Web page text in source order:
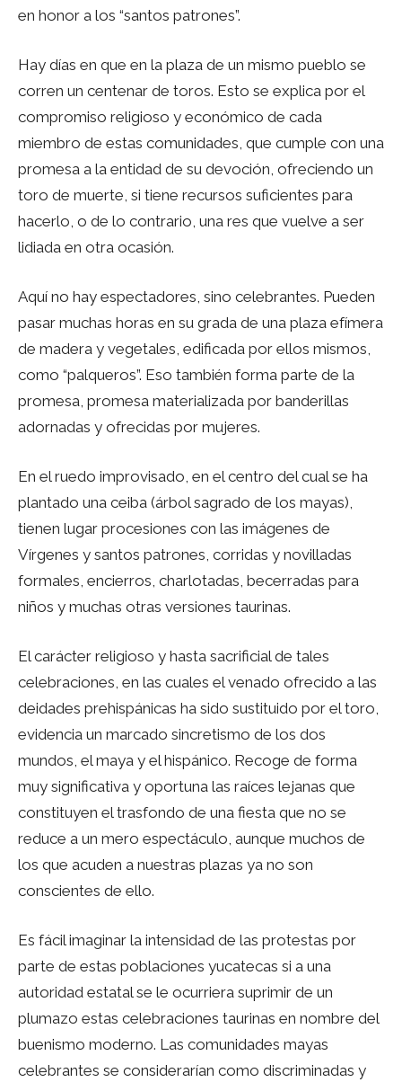
en honor a los “santos patrones”.
Hay días en que en la plaza de un mismo pueblo se
corren un centenar de toros. Esto se explica por el
compromiso religioso y económico de cada
miembro de estas comunidades, que cumple con una
promesa a la entidad de su devoción, ofreciendo un
toro de muerte, si tiene recursos suficientes para
hacerlo, o de lo contrario, una res que vuelve a ser
lidiada en otra ocasión.
Aquí no hay espectadores, sino celebrantes. Pueden
pasar muchas horas en su grada de una plaza efímera
de madera y vegetales, edificada por ellos mismos,
como “palqueros”. Eso también forma parte de la
promesa, promesa materializada por banderillas
adornadas y ofrecidas por mujeres.
En el ruedo improvisado, en el centro del cual se ha
plantado una ceiba (árbol sagrado de los mayas),
tienen lugar procesiones con las imágenes de
Vírgenes y santos patrones, corridas y novilladas
formales, encierros, charlotadas, becerradas para
niños y muchas otras versiones taurinas.
El carácter religioso y hasta sacrificial de tales
celebraciones, en las cuales el venado ofrecido a las
deidades prehispánicas ha sido sustituido por el toro,
evidencia un marcado sincretismo de los dos
mundos, el maya y el hispánico. Recoge de forma
muy significativa y oportuna las raíces lejanas que
constituyen el trasfondo de una fiesta que no se
reduce a un mero espectáculo, aunque muchos de
los que acuden a nuestras plazas ya no son
conscientes de ello.
Es fácil imaginar la intensidad de las protestas por
parte de estas poblaciones yucatecas si a una
autoridad estatal se le ocurriera suprimir de un
plumazo estas celebraciones taurinas en nombre del
buenismo moderno. Las comunidades mayas
celebrantes se considerarían como discriminadas y